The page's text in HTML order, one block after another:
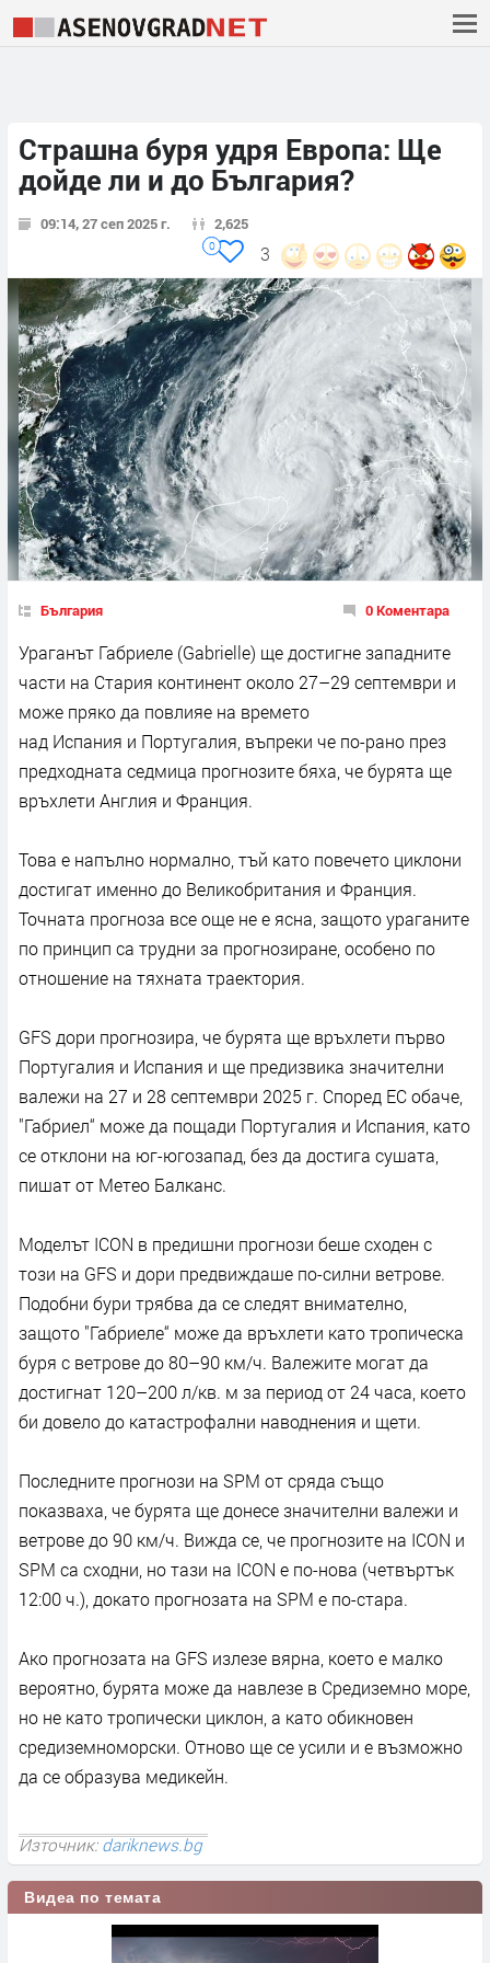
Страшна буря удря Европа: Ще
дойде ли и до България?
09:14, 27 сеп 2025 г. 2,625
3
0
България 0 Коментара
Ураганът Габриеле (Gabrielle) ще достигне западните
части на Стария континент около 27–29 септември и
може пряко да повлияе на времето
над Испания и Португалия, въпреки че по-рано през
предходната седмица прогнозите бяха, че бурята ще
връхлети Англия и Франция.
Това е напълно нормално, тъй като повечето циклони
достигат именно до Великобритания и Франция.
Точната прогноза все още не е ясна, защото ураганите
по принцип са трудни за прогнозиране, особено по
отношение на тяхната траектория.
GFS дори прогнозира, че бурята ще връхлети първо
Португалия и Испания и ще предизвика значителни
валежи на 27 и 28 септември 2025 г. Според ЕС обаче,
"Габриел“ може да пощади Португалия и Испания, като
се отклони на юг-югозапад, без да достига сушата,
пишат от Метео Балканс.
Моделът ICON в предишни прогнози беше сходен с
този на GFS и дори предвиждаше по-силни ветрове.
Подобни бури трябва да се следят внимателно,
защото "Габриеле“ може да връхлети като тропическа
буря с ветрове до 80–90 км/ч. Валежите могат да
достигнат 120–200 л/кв. м за период от 24 часа, което
би довело до катастрофални наводнения и щети.
Последните прогнози на SPM от сряда също
показваха, че бурята ще донесе значителни валежи и
ветрове до 90 км/ч. Вижда се, че прогнозите на ICON и
SPM са сходни, но тази на ICON е по-нова (четвъртък
12:00 ч.), докато прогнозата на SPM е по-стара.
Ако прогнозата на GFS излезе вярна, което е малко
вероятно, бурята може да навлезе в Средиземно море,
но не като тропически циклон, а като обикновен
средиземноморски. Отново ще се усили и е възможно
да се образува медикейн.
Източник:dariknews.bg
Видеа по темата